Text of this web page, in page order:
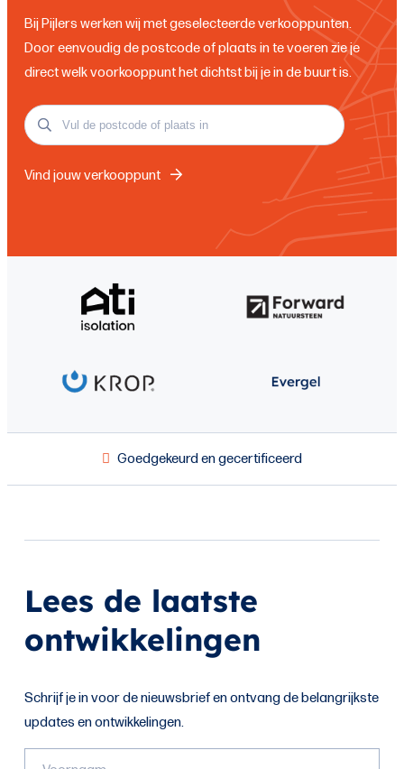
Bij Pijlers werken wij met geselecteerde verkooppunten.
Door eenvoudig de postcode of plaats in te voeren zie je
direct welk voorkooppunt het dichtst bij je in de buurt is.
Vind jouw verkooppunt
Goedgekeurd en gecertificeerd
Lees de laatste
ontwikkelingen
Schrijf je in voor de nieuwsbrief en ontvang de belangrijkste
updates en ontwikkelingen.